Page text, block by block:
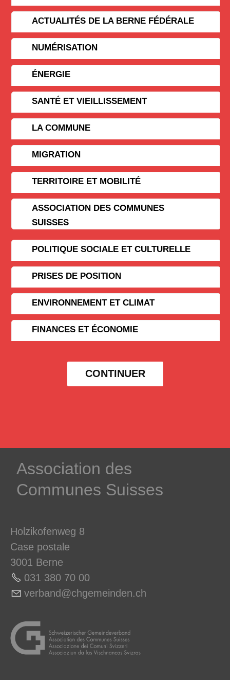
ACTUALITÉS DE LA BERNE FÉDÉRALE
NUMÉRISATION
ÉNERGIE
SANTÉ ET VIEILLISSEMENT
LA COMMUNE
MIGRATION
TERRITOIRE ET MOBILITÉ
ASSOCIATION DES COMMUNES
SUISSES
POLITIQUE SOCIALE ET CULTURELLE
PRISES DE POSITION
ENVIRONNEMENT ET CLIMAT
FINANCES ET ÉCONOMIE
CONTINUER
­Association des­
Communes ­Suisses
Holzikofenweg 8
Case postale
3001 Berne
031 380 70 00
v rb nd chg m nd n ch